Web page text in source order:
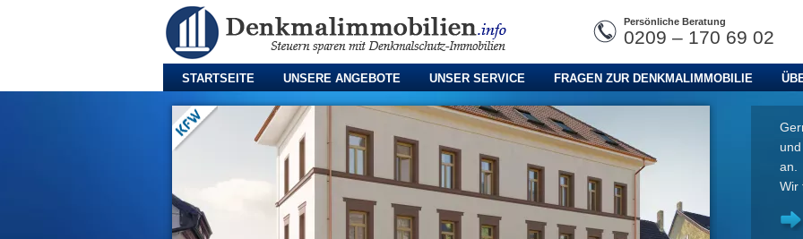
Persönliche Beratung
0209 – 170 69 02
STARTSEITE UNSERE ANGEBOTE UNSER SERVICE FRAGEN ZUR DENKMALIMMOBILIE
und
an.
Wir